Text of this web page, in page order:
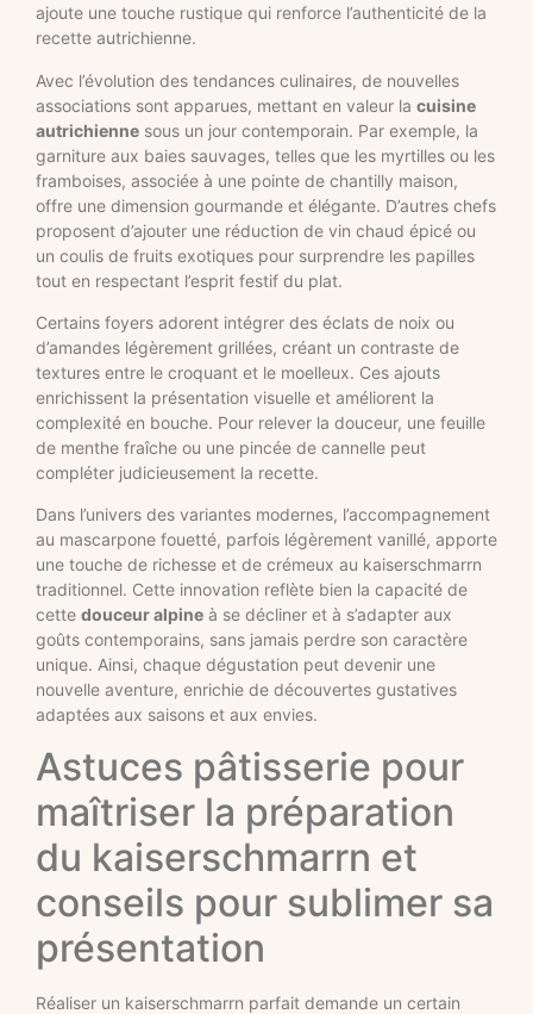
ajoute une touche rustique qui renforce l’authenticité de la
recette autrichienne.
Avec l’évolution des tendances culinaires, de nouvelles
associations sont apparues, mettant en valeur la cuisine
autrichienne sous un jour contemporain. Par exemple, la
garniture aux baies sauvages, telles que les myrtilles ou les
framboises, associée à une pointe de chantilly maison,
offre une dimension gourmande et élégante. D’autres chefs
proposent d’ajouter une réduction de vin chaud épicé ou
un coulis de fruits exotiques pour surprendre les papilles
tout en respectant l’esprit festif du plat.
Certains foyers adorent intégrer des éclats de noix ou
d’amandes légèrement grillées, créant un contraste de
textures entre le croquant et le moelleux. Ces ajouts
enrichissent la présentation visuelle et améliorent la
complexité en bouche. Pour relever la douceur, une feuille
de menthe fraîche ou une pincée de cannelle peut
compléter judicieusement la recette.
Dans l’univers des variantes modernes, l’accompagnement
au mascarpone fouetté, parfois légèrement vanillé, apporte
une touche de richesse et de crémeux au kaiserschmarrn
traditionnel. Cette innovation reflète bien la capacité de
cette douceur alpine à se décliner et à s’adapter aux
goûts contemporains, sans jamais perdre son caractère
unique. Ainsi, chaque dégustation peut devenir une
nouvelle aventure, enrichie de découvertes gustatives
adaptées aux saisons et aux envies.
Astuces pâtisserie pour
maîtriser la préparation
du kaiserschmarrn et
conseils pour sublimer sa
présentation
Réaliser un kaiserschmarrn parfait demande un certain